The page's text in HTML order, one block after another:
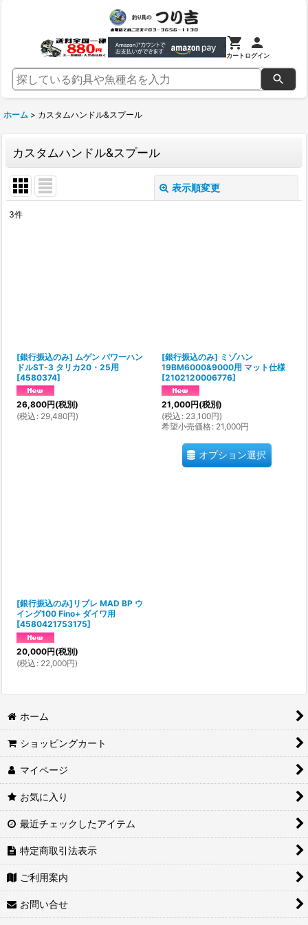
カートログイン
ホーム > カスタムハンドル&スプール
カスタムハンドル&スプール
表示順変更
3件
[銀行振込のみ] ムゲン パワーハン
ドルST-3 タリカ20・25用
[4580374]
26,800円(税別)
(税込 : 29,480円)
[銀行振込のみ] ミゾハン
19BM6000&9000用 マット仕様
[2102120006776]
21,000円(税別)
(税込 : 23,100円)
希望小売価格: 21,000円
オプション選択
[銀行振込のみ]リブレ MAD BP ウ
イング100 Fino+ ダイワ用
[4580421753175]
20,000円(税別)
(税込 : 22,000円)
ホーム
ショッピングカート
マイページ
お気に入り
最近チェックしたアイテム
特定商取引法表示
ご利用案内
お問い合せ